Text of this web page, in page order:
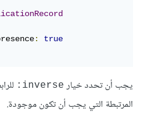
:
true
يجب أن تحدد خيار inverse:
المرتبطة التي يجب أن تكون موجودة.